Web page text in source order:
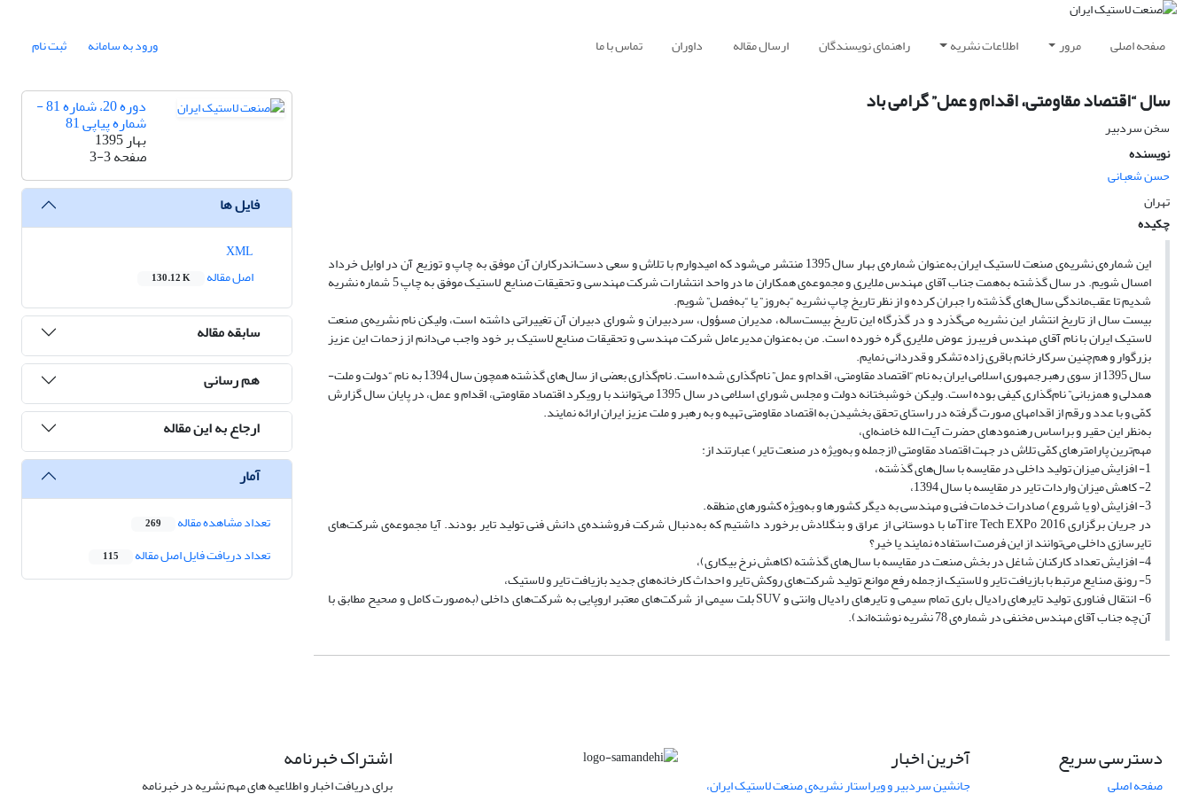
صفحه اصلی مرور اطلاعات نشریه راهنمای نویسندگان ارسال مقاله داوران تماس با ما ورود به سامانه ثبت نام
سال “اقتصاد مقاومتی، اقدام و عمل” گرامی باد
سخن سردبیر
نویسنده
حسن شعبانی
تهران
چکیده
این شماره‌ی نشریه‌ی صنعت لاستیک ایران به‌عنوان شماره‌ی بهار سال 1395 منتشر می‌شود که امیدوارم با تلاش و سعی دست‌اندرکاران آن موفق به چاپ و توزیع آن در اوایل خرداد
امسال شویم. در سال گذشته به‌همت جناب آقای مهندس ملایری و مجموعه‌ی همکاران ما در واحد انتشارات شرکت مهندسی و تحقیقات صنایع لاستیک موفق به چاپ 5 شماره نشریه
شدیم تا عقب‌ماندگی سال‌های گذشته را جبران کرده و از نظر تاریخ چاپ نشریه “به‌روز” یا “به‌فصل” شویم.
بیست سال از تاریخ انتشار این نشریه می‌گذرد و در گذرگاه این تاریخ بیست‌ساله، مدیران مسؤول، سردبیران و شورای دبیران آن تغییراتی داشته است، ولیکن نام نشریه‌ی صنعت
لاستیک ایران با نام آقای مهندس فریبرز عوض ملایری گره خورده است. من به‌عنوان مدیرعامل شرکت مهندسی و تحقیقات صنایع لاستیک بر خود واجب می‌دانم از زحمات این عزیز
بزرگوار و هم‌چنین سرکارخانم باقری زاده تشکر و قدردانی نمایم.
سال 1395 از سوی رهبرجمهوری اسلامی ایران به نام “اقتصاد مقاومتی، اقدام و عمل” نام‌گذاری شده است. نام‌گذاری بعضی از سال‌های گذشته همچون سال 1394 به نام “دولت و ملت-
همدلی و همزبانی” نام‌گذاری کیفی بوده است. ولیکن خوشبختانه دولت و مجلس شورای اسلامی در سال 1395 می‌توانند با رویکرد اقتصاد مقاومتی، اقدام و عمل، در پایان سال گزارش
کمّی و با عدد و رقم از اقدامهای صورت گرفته در راستای تحقق بخشیدن به اقتصاد مقاومتی تهیه و به رهبر و ملت عزیز ایران ارائه نمایند.
به‌نظر این حقیر و براساس رهنمودهای حضرت آیت ا لله خامنه‌ای،
مهم‌ترین پارامترهای کمّی تلاش در جهت اقتصاد مقاومتی (ازجمله و به‌ویژه در صنعت تایر) عبارتند از:
1- افزایش میزان تولید داخلی در مقایسه با سال‌های گذشته،
2- کاهش میزان واردات تایر در مقایسه با سال 1394،
3- افزایش (و یا شروع) صادرات خدمات فنی و مهندسی به دیگر کشورها و به‌ویژه کشورهای منطقه.
در جریان برگزاری Tire Tech EXPo 2016ما با دوستانی از عراق و بنگلادش برخورد داشتیم که به‌دنبال شرکت فروشنده‌ی دانش فنی تولید تایر بودند. آیا مجموعه‌ی شرکت‌های
تایرسازی داخلی می‌توانند از این فرصت استفاده نمایند یا خیر؟
4- افزایش تعداد کارکنان شاغل در بخش صنعت در مقایسه با سال‌های گذشته (کاهش نرخ بیکاری)،
5- رونق صنایع مرتبط با بازیافت تایر و لاستیک ازجمله رفع موانع تولید شرکت‌های روکش تایر و احداث کارخانه‌های جدید بازیافت تایر و لاستیک،
6- انتقال فناوری تولید تایرهای رادیال باری تمام سیمی و تایرهای رادیال وانتی و SUV بلت سیمی از شرکت‌های معتبر اروپایی به شرکت‌های داخلی (به‌صورت کامل و صحیح مطابق با
آن‌چه جناب آقای مهندس مخنفی در شماره‌ی 78 نشریه نوشته‌اند).
دوره 20، شماره 81 -
شماره پیاپی 81
بهار 1395
صفحه3-3
فایل ها
اصل مقاله
130.12 K
سابقه مقاله
هم رسانی
ارجاع به این مقاله
آمار
تعداد مشاهده مقاله 269
تعداد دریافت فایل اصل مقاله 115
دسترسی سریع
صفحه اصلی
آخرین اخبار
جانشین سردبیر و ویراستار نشریه‌ی صنعت لاستیک ایران،
اشتراک خبرنامه
برای دریافت اخبار و اطلاعیه های مهم نشریه در خبرنامه